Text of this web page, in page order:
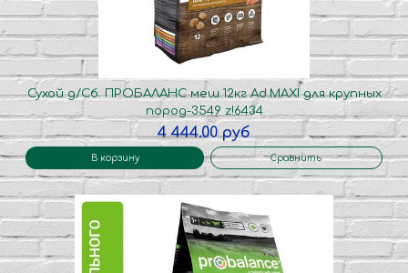
Сухой д/Сб. ПРОБАЛАНС меш.12кг Ad.MAXI для крупных
пород-3549 z!6434
4 444.00 руб
В корзину Сравнить